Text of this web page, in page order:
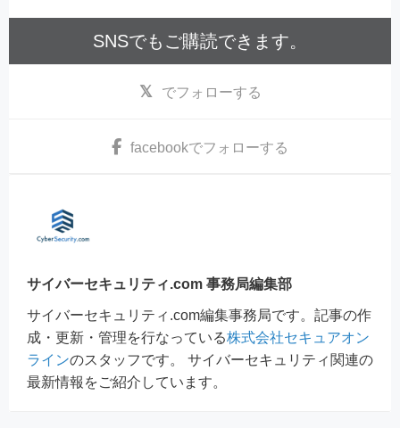
SNSでもご購読できます。
でフォローする
facebookでフォローする
サイバーセキュリティ.com 事務局編集部
サイバーセキュリティ.com編集事務局です。記事の作
成・更新・管理を行なっている株式会社セキュアオン
ラインのスタッフです。 サイバーセキュリティ関連の
最新情報をご紹介しています。